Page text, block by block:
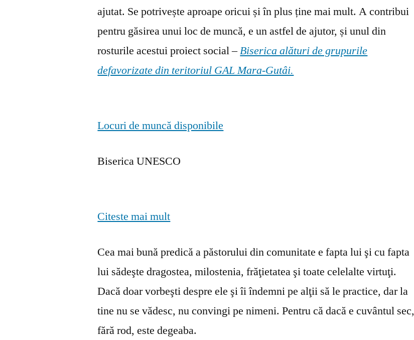
ajutat. Se potrivește aproape oricui și în plus ține mai mult. A contribui
pentru găsirea unui loc de muncă, e un astfel de ajutor, și unul din
rosturile acestui proiect social –Biserica alături de grupurile
defavorizate din teritoriul GAL Mara-Gutâi.
Locuri de muncă disponibile
Biserica UNESCO
Citeste mai mult
Cea mai bună predică a păstorului din comunitate e fapta lui şi cu fapta
lui sădeşte dragostea, milostenia, frăţietatea şi toate celelalte virtuţi.
Dacă doar vorbeşti despre ele şi îi îndemni pe alţii să le practice, dar la
tine nu se vă­desc, nu convingi pe nimeni. Pentru că dacă e cuvântul sec,
fără rod, este degeaba.